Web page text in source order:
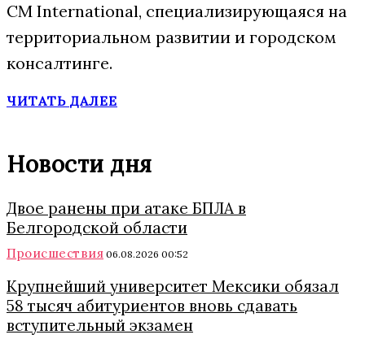
CM International, специализирующаяся на
территориальном развитии и городском
консалтинге.
ЧИТАТЬ ДАЛЕЕ
Новости дня
Двое ранены при атаке БПЛА в
Белгородской области
Происшествия 06.08.2026 00:52
Крупнейший университет Мексики обязал
58 тысяч абитуриентов вновь сдавать
вступительный экзамен